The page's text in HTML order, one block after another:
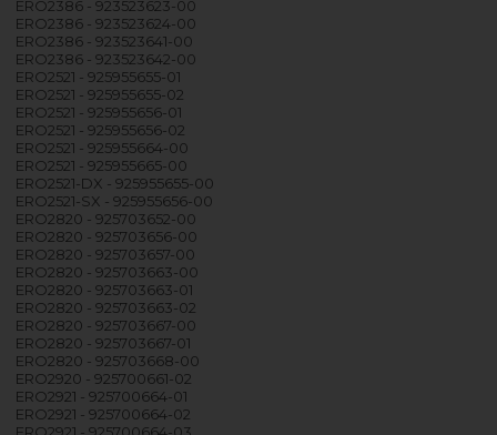
ERO2386 - 923523623-00
ERO2386 - 923523624-00
ERO2386 - 923523641-00
ERO2386 - 923523642-00
ERO2521 - 925955655-01
ERO2521 - 925955655-02
ERO2521 - 925955656-01
ERO2521 - 925955656-02
ERO2521 - 925955664-00
ERO2521 - 925955665-00
ERO2521-DX - 925955655-00
ERO2521-SX - 925955656-00
ERO2820 - 925703652-00
ERO2820 - 925703656-00
ERO2820 - 925703657-00
ERO2820 - 925703663-00
ERO2820 - 925703663-01
ERO2820 - 925703663-02
ERO2820 - 925703667-00
ERO2820 - 925703667-01
ERO2820 - 925703668-00
ERO2920 - 925700661-02
ERO2921 - 925700664-01
ERO2921 - 925700664-02